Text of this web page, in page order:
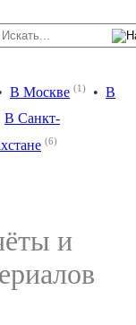
В Москве (1) • В
В Санкт-
(6)
и